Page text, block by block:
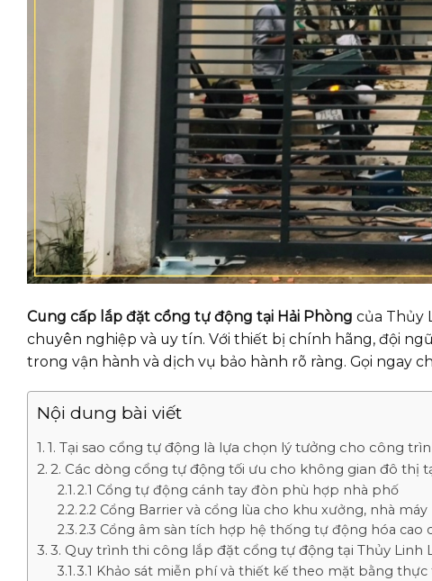
Cung cấp lắp đặt cổng tự động tại Hải Phòng của Thủy
chuyên nghiệp và uy tín. Với thiết bị chính hãng, đội
trong vận hành và dịch vụ bảo hành rõ ràng. Gọi ngay
Nội dung bài viết
1. Tại sao cổng tự động là lựa chọn lý tưởng cho công
2. Các dòng cổng tự động tối ưu cho không gian đô thị
2.1 Cổng tự động cánh tay đòn phù hợp nhà phố
2.2 Cổng Barrier và cổng lùa cho khu xưởng, nhà máy
2.3 Cổng âm sàn tích hợp hệ thống tự động hóa cao
3. Quy trình thi công lắp đặt cổng tự động tại Thủy Linh
3.1 Khảo sát miễn phí và thiết kế theo mặt bằng thực